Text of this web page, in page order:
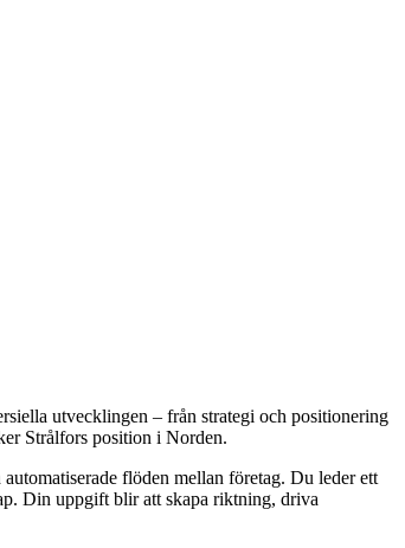
utvecklingen – från strategi och positionering
Strålfors position i Norden.
flöden mellan företag. Du leder ett
Din uppgift blir att skapa riktning, driva